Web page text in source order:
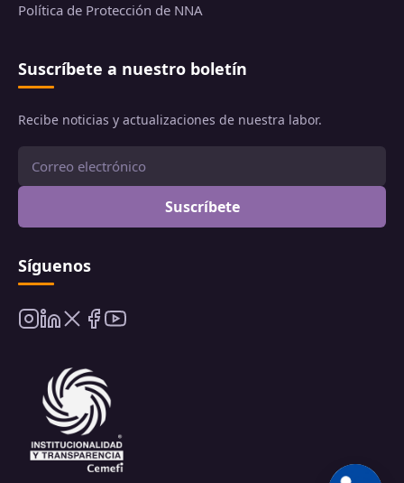
Política de Protección de NNA
Suscríbete a nuestro boletín
Recibe noticias y actualizaciones de nuestra labor.
Suscríbete
Síguenos